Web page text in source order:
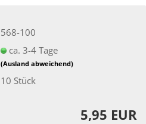
568-100
ca. 3-4 Tage
(Ausland abweichend)
10 Stück
5,95 EUR